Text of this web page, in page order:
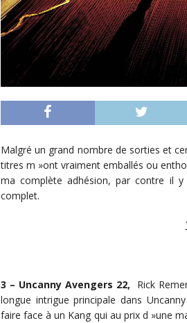
Malgré un grand nombre de sorties et
titres m »ont vraiment emballés ou
ma complète adhésion, par contre il
complet.
3 – Uncanny Avengers 22, Rick
longue intrigue principale dans
faire face à un Kang qui au prix d »une